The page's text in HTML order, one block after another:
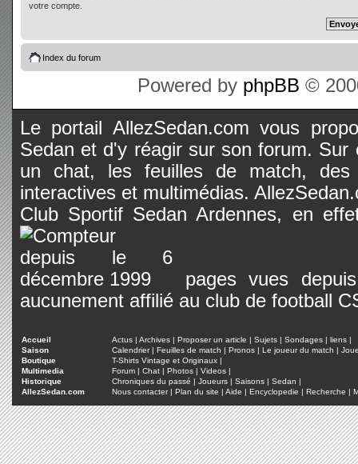
votre compte.
Index du forum
Powered by phpBB ©
Le portail AllezSedan.com vous
Sedan et d'y réagir sur son forum.
un chat, les feuilles de match, des
interactives et multimédias.
Club Sportif Sedan Ardennes, en
pages vues
aucunement affilié au club de football
Accueil Actus | Archives | Proposer un article | Sujets | Sondages | liens |
Saison
Calendrier| Feuilles de match | Pronos | Le joueur du match |
Boutique
T-Shirts Vintage et Originaux |
Multimedia
Forum | Chat | Photos | Videos |
Historique
Chroniques du passé | Joueurs | Saisons | Sedan |
AllezSedan.com
Nous contacter| Plan du site | Aide | Encyclopedie | Recherche |